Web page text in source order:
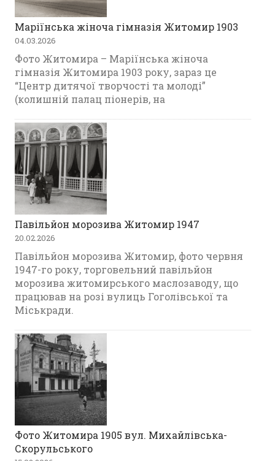
Маріїнська жіноча гімназія Житомир 1903
04.03.2026
Фото Житомира – Маріїнська жіноча
гімназія Житомира 1903 року, зараз це
“Центр дитячої творчості та молоді”
(колишній палац піонерів, на
Павільйон морозива Житомир 1947
20.02.2026
Павільйон морозива Житомир, фото червня
1947-го року, торговельний павільйон
морозива житомирського маслозаводу, що
працював на розі вулиць Гоголівської та
Міськради.
Фото Житомира 1905 вул. Михайлівська-
Скорульського